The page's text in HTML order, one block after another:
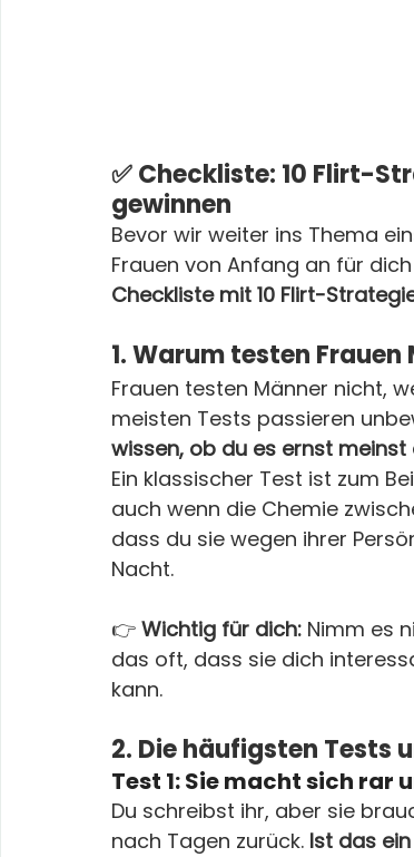
✅ Checkliste: 10 Flirt-
gewinnen
Bevor wir weiter ins Thema
Frauen von Anfang an für
Checkliste mit 10 Flirt-
1. Warum testen
Frauen testen Männer nicht,
meisten Tests passieren
wissen, ob du es ernst meinst
Ein klassischer Test ist zum
auch wenn die Chemie
dass du sie wegen ihrer
Nacht.
👉 Wichtig für dich: Nimm es
das oft, dass sie dich
kann.
2. Die häufigsten Tests
Test 1: Sie macht sich
Du schreibst ihr, aber sie
nach Tagen zurück. Ist das